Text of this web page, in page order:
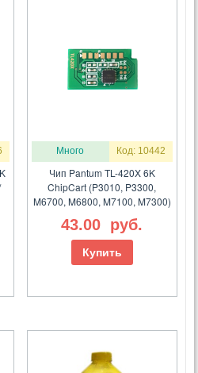
Много Код: 10442
Чип Pantum TL-420X 6K
ChipCart (P3010, P3300,
M6700, M6800, M7100, M7300)
43.00 руб.
Купить